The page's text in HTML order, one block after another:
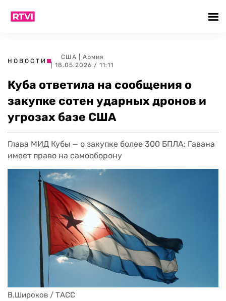
НОВОСТИ
США
Армия
| 18.05.2026 / 11:11
Куба ответила на сообщения о
закупке сотен ударных дронов и
угрозах базе США
Глава МИД Кубы — о закупке более 300 БПЛА: Гавана
имеет право на самооборону
В.Широков / ТАСС